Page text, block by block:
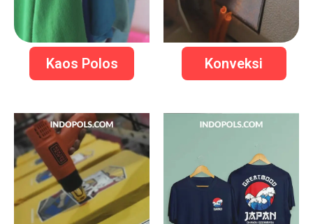
Kaos Polos Konveksi